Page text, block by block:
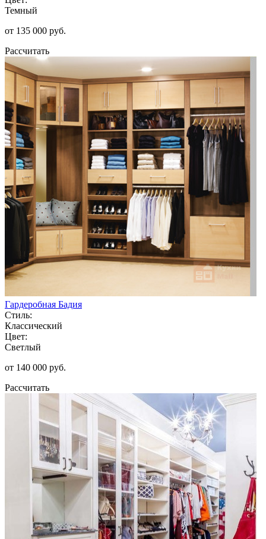
Темный
от 135 000 руб.
Рассчитать
Гардеробная Бадия
Стиль:
Классический
Цвет:
Светлый
от 140 000 руб.
Рассчитать